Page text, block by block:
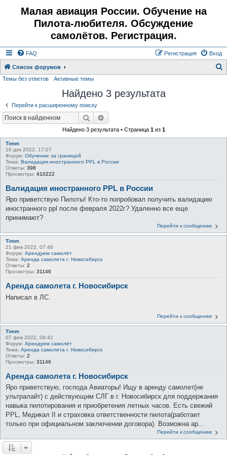
Малая авиация России. Обучение на
Пилота-любителя. Обсуждение
самолётов. Регистрация.
FAQ Вход
Регистрация
Список форумов
Темы без ответов Активные темы
Найдено 3 результата
Перейти к расширенному поиску
Поиск
Найдено 3 результата • Страница 1из 1
Timm
16 дек 2022, 17:07
Форум: Обучение за границей
Тема: Валидация иностранного PPL в России
Ответы: 398
Просмотры: 410222
Валидация иностранного PPL в России
Яро приветствую Пилоты! Кто-то попробовал получить валидацию
иностранного ppl после февраля 2022г? Удаленно все еще
принимают?
Перейти к сообщению
Timm
21 фев 2022, 07:46
Форум: Арендуем самолёт
Тема: Аренда самолета г. Новосибирск
Ответы: 2
Просмотры: 31146
Аренда самолета г. Новосибирск
Написал в ЛС.
Перейти к сообщению
Timm
07 фев 2022, 08:42
Форум: Арендуем самолёт
Тема: Аренда самолета г. Новосибирск
Ответы: 2
Просмотры: 31146
Аренда самолета г. Новосибирск
Яро приветствую, господа Авиаторы! Ищу в аренду самолет(не
ультралайт) с действующим СЛГ в г. Новосибирск для поддержания
навыка пилотирования и приобретения летных часов. Есть свежий
PPL, Медикал II и страховка ответственности пилота(работает
только при официальном заключении договора). Возможна ар...
Перейти к сообщению